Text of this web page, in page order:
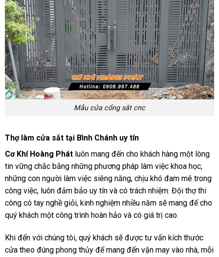
Mẫu cửa cổng sắt cnc
Thợ làm cửa sắt tại Bình Chánh uy tín
Cơ Khí Hoàng Phátluôn mang đến cho khách hàng một lòng
tin vững chắc bằng những phương pháp làm việc khoa học,
những con người làm việc siêng năng, chịu khó đam mê trong
công việc, luôn đảm bảo uy tín và có trách nhiệm. Đội thợ thi
công có tay nghề giỏi, kinh nghiệm nhiều năm sẽ mang đế cho
quý khách một công trình hoàn hảo và có giá trị cao.
Khi đến với chúng tôi, quý khách sẽ được tư vấn kích thước
cửa theo đúng phong thủy để mang đến vận may vào nhà, mỗi